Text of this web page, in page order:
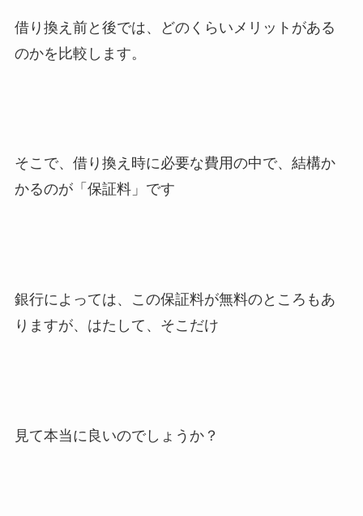
借り換え前と後では、どのくらいメリットがある
のかを比較します。
そこで、借り換え時に必要な費用の中で、結構か
かるのが「保証料」です
銀行によっては、この保証料が無料のところもあ
りますが、はたして、そこだけ
見て本当に良いのでしょうか？